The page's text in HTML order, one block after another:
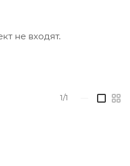
не входят.
1/1